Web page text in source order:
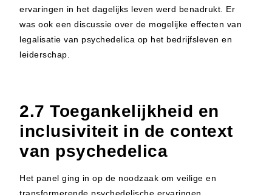
ervaringen in het dagelijks leven werd benadrukt. Er
was ook een discussie over de mogelijke effecten van
legalisatie van psychedelica op het bedrijfsleven en
leiderschap.
2.7 Toegankelijkheid en
inclusiviteit in de context
van psychedelica
Het panel ging in op de noodzaak om veilige en